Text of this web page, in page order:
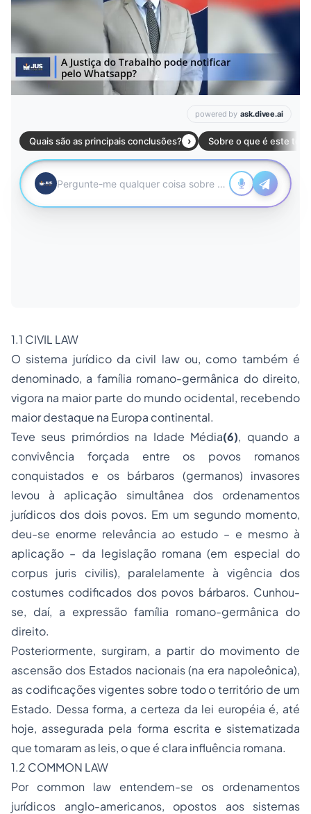
1.1 CIVIL LAW
O sistema jurídico da civil lawou, como também é
denominado, a família romano-germânica do direito,
vigora na maior parte do mundo ocidental, recebendo
maior destaque na Europa continental.
Teve seus primórdios na Idade Média(6), quando a
convivência forçada entre os povos romanos
conquistados e os bárbaros (germanos) invasores
levou à aplicação simultânea dos ordenamentos
jurídicos dos dois povos. Em um segundo momento,
deu-se enorme relevância ao estudo – e mesmo à
aplicação – da legislação romana (em especial do
corpus juris civilis), paralelamente à vigência dos
costumes codificados dos povos bárbaros. Cunhou-
se, daí, a expressão família romano-germânica do
direito.
Posteriormente, surgiram, a partir do movimento de
ascensão dos Estados nacionais (na era napoleônica),
as codificações vigentes sobre todo o território de um
Estado. Dessa forma, a certeza da lei européia é, até
hoje, assegurada pela forma escrita e sistematizada
que tomaram as leis, o que é clara influência romana.
1.2 COMMON LAW
Por common law entendem-se os ordenamentos
jurídicos anglo-americanos, opostos aos sistemas